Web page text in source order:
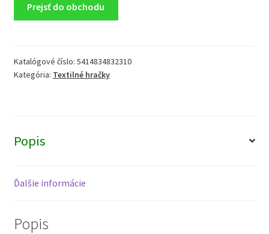
Prejsť do obchodu
Katalógové číslo: 5414834832310
Kategória: Textilné hračky
Popis
Ďalšie informácie
Popis